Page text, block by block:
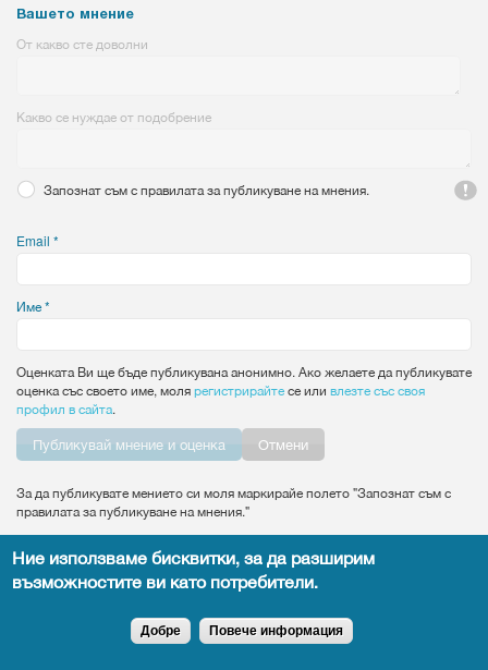
Вашето мнение
От какво сте доволни
Какво се нуждае от подобрение
Запознат съм с правилата за публикуване на мнения.
Email *
Име*
Оценката Ви ще бъде публикувана анонимно. Ако желаете да публикувате
оценка със своето име, молярегистрирайтесе или влезте със своя
профил в сайта.
Vertical Tabs
Отмени
За да публикувате мението си моля маркирайе полето "Запознат съм с
правилата за публикуване на мнения."
Всички права запазени DocTiming.bg - позоваването на съдържание от
Copyright © 2015leandigitalsolutions.com
Ние използваме бисквитки, за да разширим
възможностите ви като потребители.
Добре Повече информация